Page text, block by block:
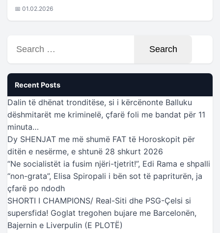
📅 01.02.2026
for:
Recent Posts
Dalin të dhënat tronditëse, si i kërcënonte Balluku
dëshmitarët me kriminelë, çfarë foli me bandat për 11
minuta…
Dy SHENJAT me më shumë FAT të Horoskopit për
ditën e nesërme, e shtunë 28 shkurt 2026
“Ne socialistët ia fusim njëri-tjetrit!”, Edi Rama e shpalli
“non-grata”, Elisa Spiropali i bën sot të papriturën, ja
çfarë po ndodh
SHORTI I CHAMPIONS/ Real-Siti dhe PSG-Çelsi si
supersfida! Goglat tregohen bujare me Barcelonën,
Bajernin e Liverpulin (E PLOTË)